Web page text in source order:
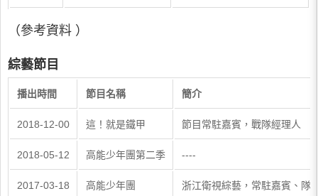
（參考資料 ）
綜藝節目
播出時間 節目名稱 簡介
2018-12-00 這！就是鐵甲 節目常駐嘉賓，戰隊經理人
2018-05-12 高能少年團第二季 ----
2017-03-18 高能少年團 浙江衛視綜藝，常駐嘉賓、隊